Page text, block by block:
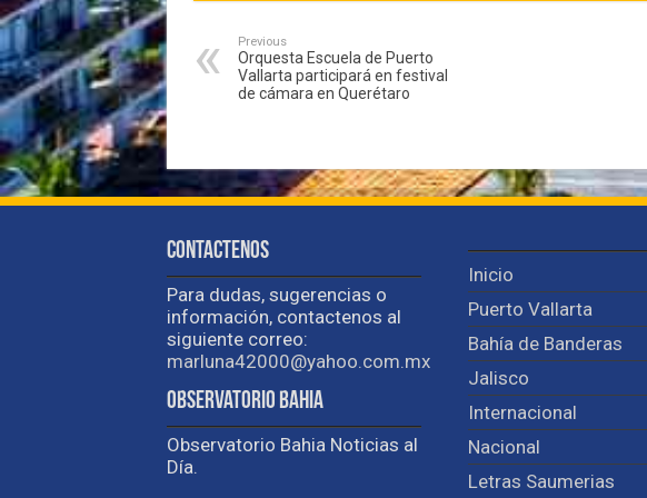
Previous
Orquesta Escuela de Puerto
Vallarta participará en festival
de cámara en Querétaro
Contactenos
Para dudas, sugerencias o
información, contactenos al
siguiente correo:
marluna42000@yahoo.com.mx
Observatorio Bahia
Observatorio Bahia Noticias al
Día.
Inicio
Puerto Vallarta
Bahía de Banderas
Jalisco
Internacional
Nacional
Letras Saumerias